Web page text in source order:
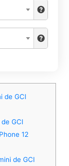
de GCI
GCI
12
de GCI